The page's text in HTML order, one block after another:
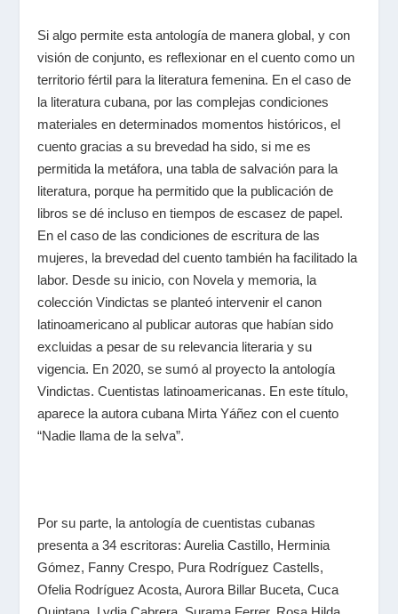
Si algo permite esta antología de manera global, y con
visión de conjunto, es reflexionar en el cuento como un
territorio fértil para la literatura femenina. En el caso de
la literatura cubana, por las complejas condiciones
materiales en determinados momentos históricos, el
cuento gracias a su brevedad ha sido, si me es
permitida la metáfora, una tabla de salvación para la
literatura, porque ha permitido que la publicación de
libros se dé incluso en tiempos de escasez de papel.
En el caso de las condiciones de escritura de las
mujeres, la brevedad del cuento también ha facilitado la
labor. Desde su inicio, con Novela y memoria, la
colección Vindictas se planteó intervenir el canon
latinoamericano al publicar autoras que habían sido
excluidas a pesar de su relevancia literaria y su
vigencia. En 2020, se sumó al proyecto la antología
Vindictas. Cuentistas latinoamericanas. En este título,
aparece la autora cubana Mirta Yáñez con el cuento
“Nadie llama de la selva”.
Por su parte, la antología de cuentistas cubanas
presenta a 34 escritoras: Aurelia Castillo, Herminia
Gómez, Fanny Crespo, Pura Rodríguez Castells,
Ofelia Rodríguez Acosta, Aurora Billar Buceta, Cuca